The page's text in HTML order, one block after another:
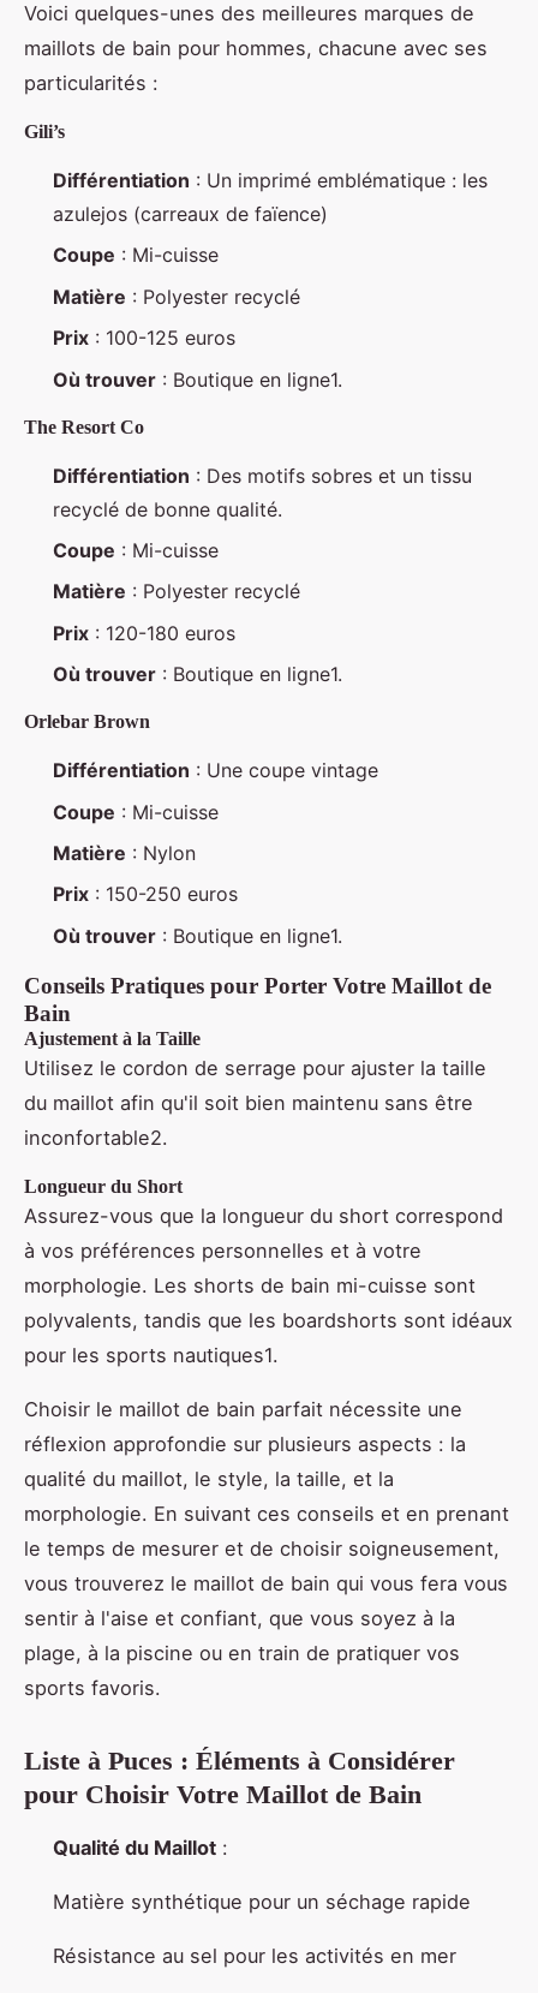
Voici quelques-unes des meilleures marques de
maillots de bain pour hommes, chacune avec ses
particularités :
Gili’s
Différentiation : Un imprimé emblématique : les
azulejos (carreaux de faïence)
Coupe : Mi-cuisse
Matière : Polyester recyclé
Prix : 100-125 euros
Où trouver : Boutique en ligne1.
The Resort Co
Différentiation : Des motifs sobres et un tissu
recyclé de bonne qualité.
Coupe : Mi-cuisse
Matière : Polyester recyclé
Prix : 120-180 euros
Où trouver : Boutique en ligne1.
Orlebar Brown
Différentiation : Une coupe vintage
Coupe : Mi-cuisse
Matière : Nylon
Prix : 150-250 euros
Où trouver : Boutique en ligne1.
Conseils Pratiques pour Porter Votre Maillot de
Bain
Ajustement à la Taille
Utilisez le cordon de serrage pour ajuster la taille
du maillot afin qu'il soit bien maintenu sans être
inconfortable2.
Longueur du Short
Assurez-vous que la longueur du short correspond
à vos préférences personnelles et à votre
morphologie. Les shorts de bain mi-cuisse sont
polyvalents, tandis que les boardshorts sont idéaux
pour les sports nautiques1.
Choisir le maillot de bain parfait nécessite une
réflexion approfondie sur plusieurs aspects : la
qualité du maillot, le style, la taille, et la
morphologie. En suivant ces conseils et en prenant
le temps de mesurer et de choisir soigneusement,
vous trouverez le maillot de bain qui vous fera vous
sentir à l'aise et confiant, que vous soyez à la
plage, à la piscine ou en train de pratiquer vos
sports favoris.
Liste à Puces : Éléments à Considérer
pour Choisir Votre Maillot de Bain
Qualité du Maillot :
Matière synthétique pour un séchage rapide
Résistance au sel pour les activités en mer